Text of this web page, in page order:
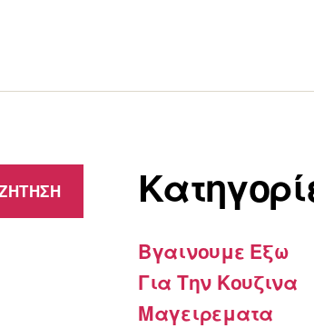
Βγαινουμε Εξω
Για Την Κουζινα
Μαγειρεματα